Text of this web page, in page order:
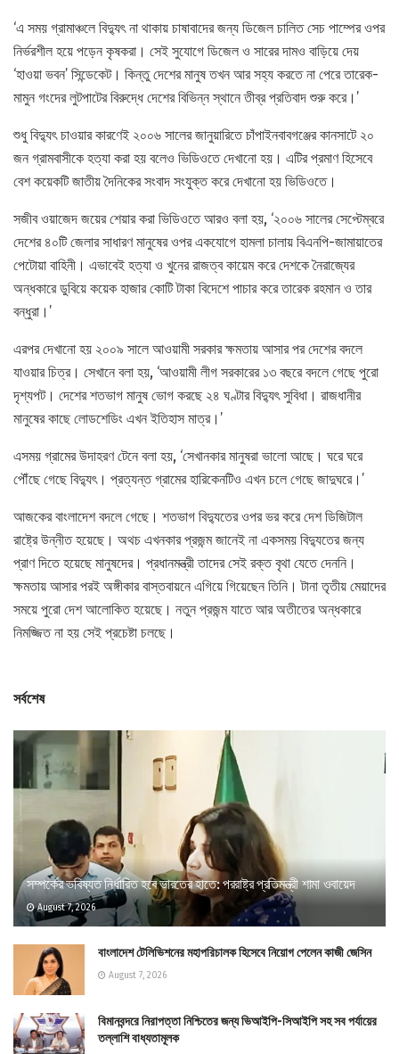
‘এ সময় গ্রামাঞ্চলে বিদ্যুৎ না থাকায় চাষাবাদের জন্য ডিজেল চালিত সেচ পাম্পের ওপর
নির্ভরশীল হয়ে পড়েন কৃষকরা। সেই সুযোগে ডিজেল ও সারের দামও বাড়িয়ে দেয়
‘হাওয়া ভবন’ সিন্ডেকেট। কিন্তু দেশের মানুষ তখন আর সহ্য করতে না পেরে তারেক-
মামুন গংদের লুটপাটের বিরুদ্ধে দেশের বিভিন্ন স্থানে তীব্র প্রতিবাদ শুরু করে।’
শুধু বিদ্যুৎ চাওয়ার কারণেই ২০০৬ সালের জানুয়ারিতে চাঁপাইনবাবগঞ্জের কানসাটে ২০
জন গ্রামবাসীকে হত্যা করা হয় বলেও ভিডিওতে দেখানো হয়। এটির প্রমাণ হিসেবে
বেশ কয়েকটি জাতীয় দৈনিকের সংবাদ সংযুক্ত করে দেখানো হয় ভিডিওতে।
সজীব ওয়াজেদ জয়ের শেয়ার করা ভিডিওতে আরও বলা হয়, ‘২০০৬ সালের সেপ্টেম্বরে
দেশের ৪০টি জেলার সাধারণ মানুষের ওপর একযোগে হামলা চালায় বিএনপি-জামায়াতের
পেটোয়া বাহিনী। এভাবেই হত্যা ও খুনের রাজত্ব কায়েম করে দেশকে নৈরাজ্যের
অন্ধকারে ডুবিয়ে কয়েক হাজার কোটি টাকা বিদেশে পাচার করে তারেক রহমান ও তার
বন্ধুরা।’
এরপর দেখানো হয় ২০০৯ সালে আওয়ামী সরকার ক্ষমতায় আসার পর দেশের বদলে
যাওয়ার চিত্র। সেখানে বলা হয়, ‘আওয়ামী লীগ সরকারের ১৩ বছরে বদলে গেছে পুরো
দৃশ্যপট। দেশের শতভাগ মানুষ ভোগ করছে ২৪ ঘণ্টার বিদ্যুৎ সুবিধা। রাজধানীর
মানুষের কাছে লোডশেডিং এখন ইতিহাস মাত্র।’
এসময় গ্রামের উদাহরণ টেনে বলা হয়, ‘সেখানকার মানুষরা ভালো আছে। ঘরে ঘরে
পৌঁছে গেছে বিদ্যুৎ। প্রত্যন্ত গ্রামের হারিকেনটিও এখন চলে গেছে জাদুঘরে।’
আজকের বাংলাদেশ বদলে গেছে। শতভাগ বিদ্যুতের ওপর ভর করে দেশ ডিজিটাল
রাষ্ট্রে উন্নীত হয়েছে। অথচ এখনকার প্রজন্ম জানেই না একসময় বিদ্যুতের জন্য
প্রাণ দিতে হয়েছে মানুষদের। প্রধানমন্ত্রী তাদের সেই রক্ত বৃথা যেতে দেননি।
ক্ষমতায় আসার পরই অঙ্গীকার বাস্তবায়নে এগিয়ে গিয়েছেন তিনি। টানা তৃতীয় মেয়াদের
সময়ে পুরো দেশ আলোকিত হয়েছে। নতুন প্রজন্ম যাতে আর অতীতের অন্ধকারে
নিমজ্জিত না হয় সেই প্রচেষ্টা চলছে।
সর্বশেষ
সম্পর্কের ভবিষ্যত নির্ধারিত হবে ভারতের হাতে: পররাষ্ট্র প্রতিমন্ত্রী শামা ওবায়েদ
August 7, 2026
বাংলাদেশ টেলিভিশনের মহাপরিচালক হিসেবে নিয়োগ পেলেন কাজী জেসিন
August 7, 2026
বিমানবন্দরে নিরাপত্তা নিশ্চিতের জন্য ভিআইপি-সিআইপি সহ সব পর্যায়ের
তল্লাশি বাধ্যতামূলক